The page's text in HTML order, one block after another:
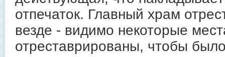
отпечаток. Главный храм
везде - видимо некоторые
отреставрированы, чтобы